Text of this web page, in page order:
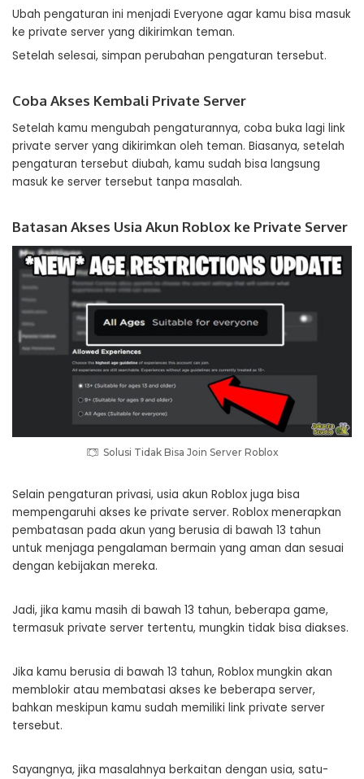
Ubah pengaturan ini menjadi Everyone agar kamu bisa masuk
ke private server yang dikirimkan teman.
Setelah selesai, simpan perubahan pengaturan tersebut.
Coba Akses Kembali Private Server
Setelah kamu mengubah pengaturannya, coba buka lagi link
private server yang dikirimkan oleh teman. Biasanya, setelah
pengaturan tersebut diubah, kamu sudah bisa langsung
masuk ke server tersebut tanpa masalah.
Batasan Akses Usia Akun Roblox ke Private Server
Solusi Tidak Bisa Join Server Roblox
Selain pengaturan privasi, usia akun Roblox juga bisa
mempengaruhi akses ke private server. Roblox menerapkan
pembatasan pada akun yang berusia di bawah 13 tahun
untuk menjaga pengalaman bermain yang aman dan sesuai
dengan kebijakan mereka.
Jadi, jika kamu masih di bawah 13 tahun, beberapa game,
termasuk private server tertentu, mungkin tidak bisa diakses.
Jika kamu berusia di bawah 13 tahun, Roblox mungkin akan
memblokir atau membatasi akses ke beberapa server,
bahkan meskipun kamu sudah memiliki link private server
tersebut.
Sayangnya, jika masalahnya berkaitan dengan usia, satu-